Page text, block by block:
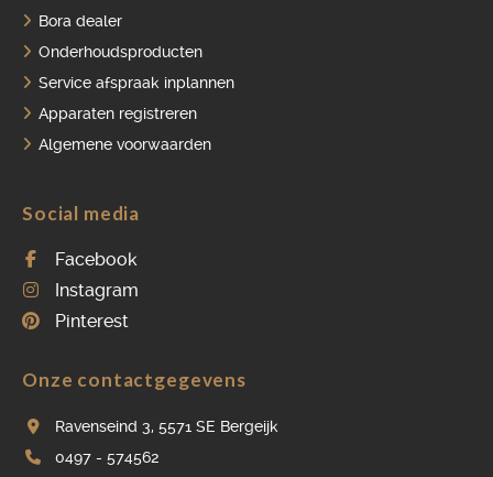
Bora dealer
Onderhoudsproducten
Service afspraak inplannen
Apparaten registreren
Algemene voorwaarden
Social media
Facebook
Instagram
Pinterest
Onze contactgegevens
Ravenseind 3, 5571 SE Bergeijk
0497 - 574562